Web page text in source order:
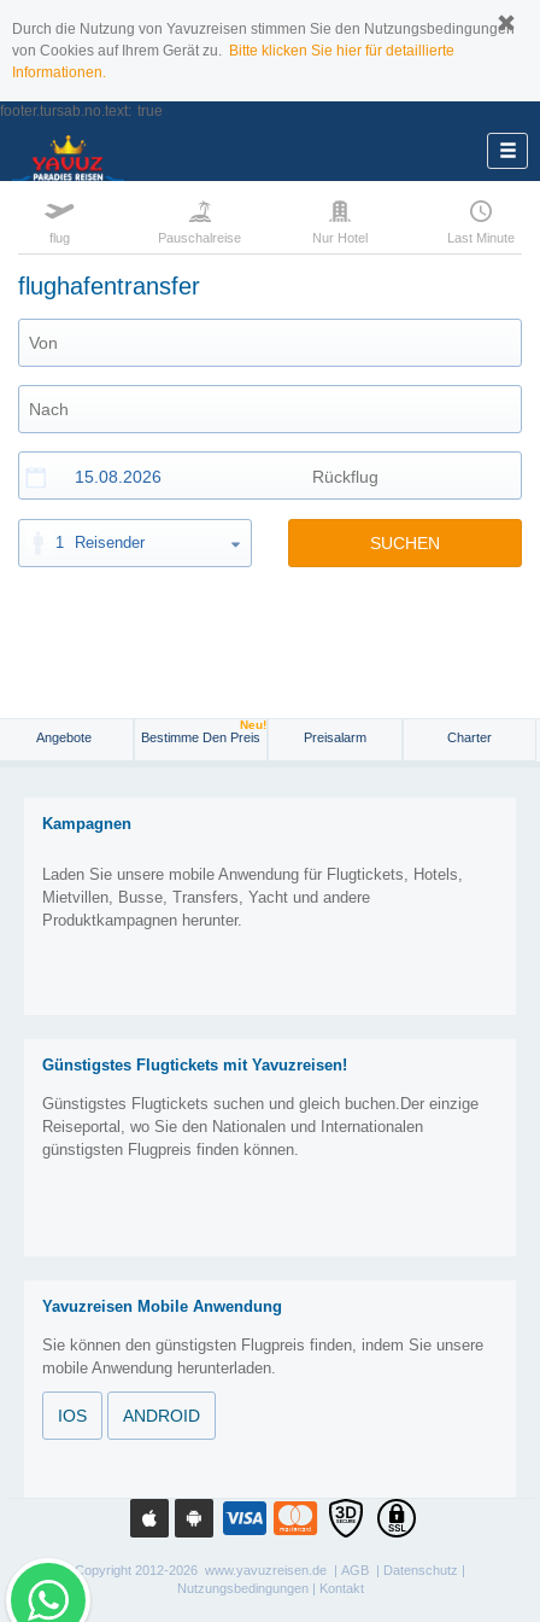
Durch die Nutzung von Yavuzreisen stimmen Sie den Nutzungsbedingungen
von Cookies auf Ihrem Gerät zu. Bitte klicken Sie hier für detaillierte
Informationen.
footer.tursab.no.text: true
flug Pauschalreise Nur Hotel Last Minute
flughafentransfer
1 Reisender SUCHEN
Angebote Bestimme Den Preis
Neu!
Preisalarm Charter
Kampagnen
Laden Sie unsere mobile Anwendung für Flugtickets, Hotels,
Mietvillen, Busse, Transfers, Yacht und andere
Produktkampagnen herunter.
Günstigstes Flugtickets mit Yavuzreisen!
Günstigstes Flugtickets suchen und gleich buchen.Der einzige
Reiseportal, wo Sie den Nationalen und Internationalen
günstigsten Flugpreis finden können.
Yavuzreisen Mobile Anwendung
Sie können den günstigsten Flugpreis finden, indem Sie unsere
mobile Anwendung herunterladen.
IOS ANDROID
Copyright 2012-2026 www.yavuzreisen.de | AGB | Datenschutz |
Nutzungsbedingungen| Kontakt